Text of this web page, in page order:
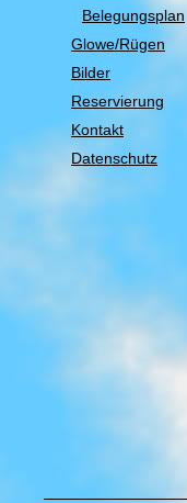
Belegungsplan
Glowe/Rügen
Bilder
Reservierung
Kontakt
Datenschutz